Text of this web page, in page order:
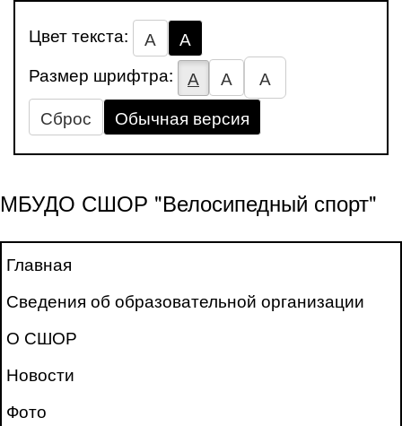
Цвет текста: А
А
Размер шрифтра:
А А
А
Сброс
Обычная версия
МБУДО СШОР "Велосипедный спорт"
Главная
Сведения об образовательной организации
О СШОР
Новости
Фото